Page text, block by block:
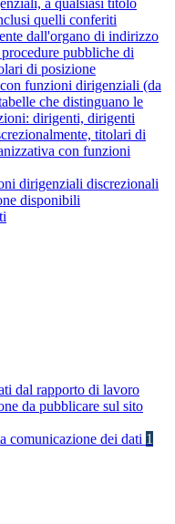
a qualsiasi titolo
quelli conferiti
dall'organo di indirizzo
pubbliche di
di posizione
funzioni dirigenziali (da
che distinguano le
dirigenti, dirigenti
titolari di
con funzioni
dirigenziali discrezionali
disponibili
dal rapporto di lavoro
da pubblicare sul sito
comunicazione dei dati 1